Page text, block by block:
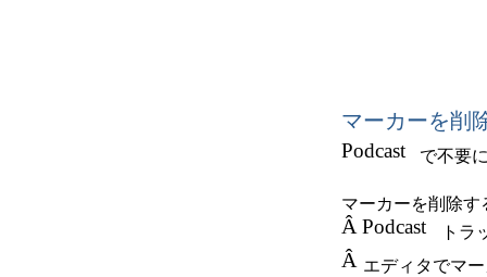
マーカーを削
Podcast で不要
マーカーを削除
Â Podcast トラ
Â エディタでマ